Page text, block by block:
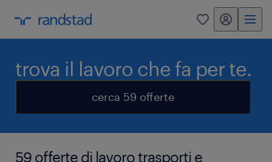
0 my randstad
trova il lavoro che fa per te.
cerca 59 offerte
59 offerte di lavoro trasporti e